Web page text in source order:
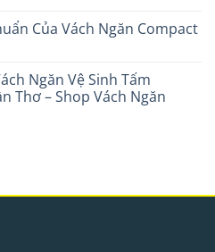
Của Vách Ngăn Compact
Ngăn Vệ Sinh Tấm
Thơ – Shop Vách Ngăn